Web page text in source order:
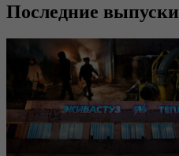
Последние выпуски